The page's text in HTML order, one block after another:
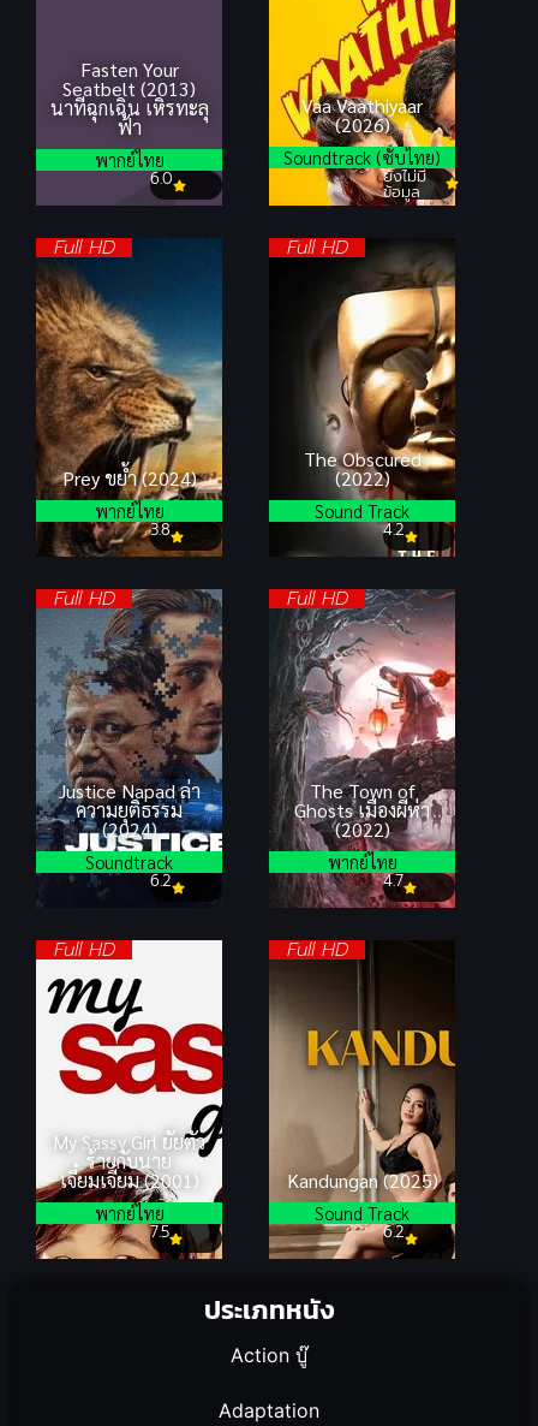
ประเภทหนัง
Action บู๊
Adaptation
Fasten Your
Seatbelt (2013)
นาทีฉุกเฉิน เหิรทะลุ
ฟ้า
6.0
พากย์ไทย
Vaa Vaathiyaar
(2026)
ยังไม่มี
ข้อมูล
Soundtrack (ซับไทย)
Full HD
Prey ขย้ำ (2024)
3.8
พากย์ไทย
Full HD
The Obscured
(2022)
4.2
Sound Track
Full HD
Justice Napad ล่า
ความยุติธรรม
(2024)
6.2
Soundtrack
Full HD
The Town of
Ghosts เมืองผีห่า
(2022)
4.7
พากย์ไทย
Full HD
My Sassy Girl ยัยตัว
ร้ายกับนาย
เจี๋ยมเจี้ยม (2001)
7.5
พากย์ไทย
Full HD
Kandungan (2025)
6.2
Sound Track